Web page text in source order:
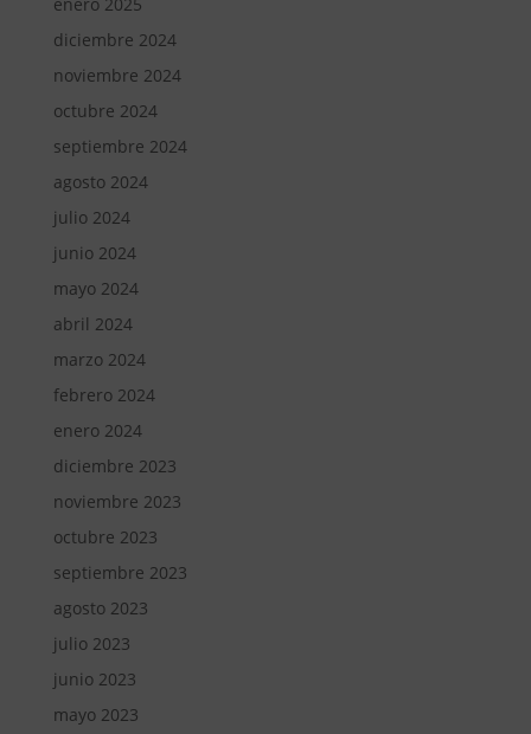
diciembre 2024
noviembre 2024
octubre 2024
septiembre 2024
agosto 2024
julio 2024
junio 2024
mayo 2024
abril 2024
marzo 2024
febrero 2024
enero 2024
diciembre 2023
noviembre 2023
octubre 2023
septiembre 2023
agosto 2023
julio 2023
junio 2023
mayo 2023